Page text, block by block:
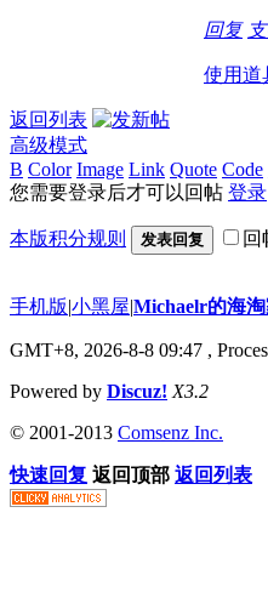
回复
使用道
返回列表
高级模式
B Color Image Link Quote Code
您需要登录后才可以回帖 登录
本版积分规则 发表回复 回
手机版|小黑屋|Michaelr的海淘
GMT+8, 2026-8-8 09:47 ,
Powered by Discuz! X3.2
© 2001-2013 Comsenz Inc.
快速回复 返回顶部 返回列表